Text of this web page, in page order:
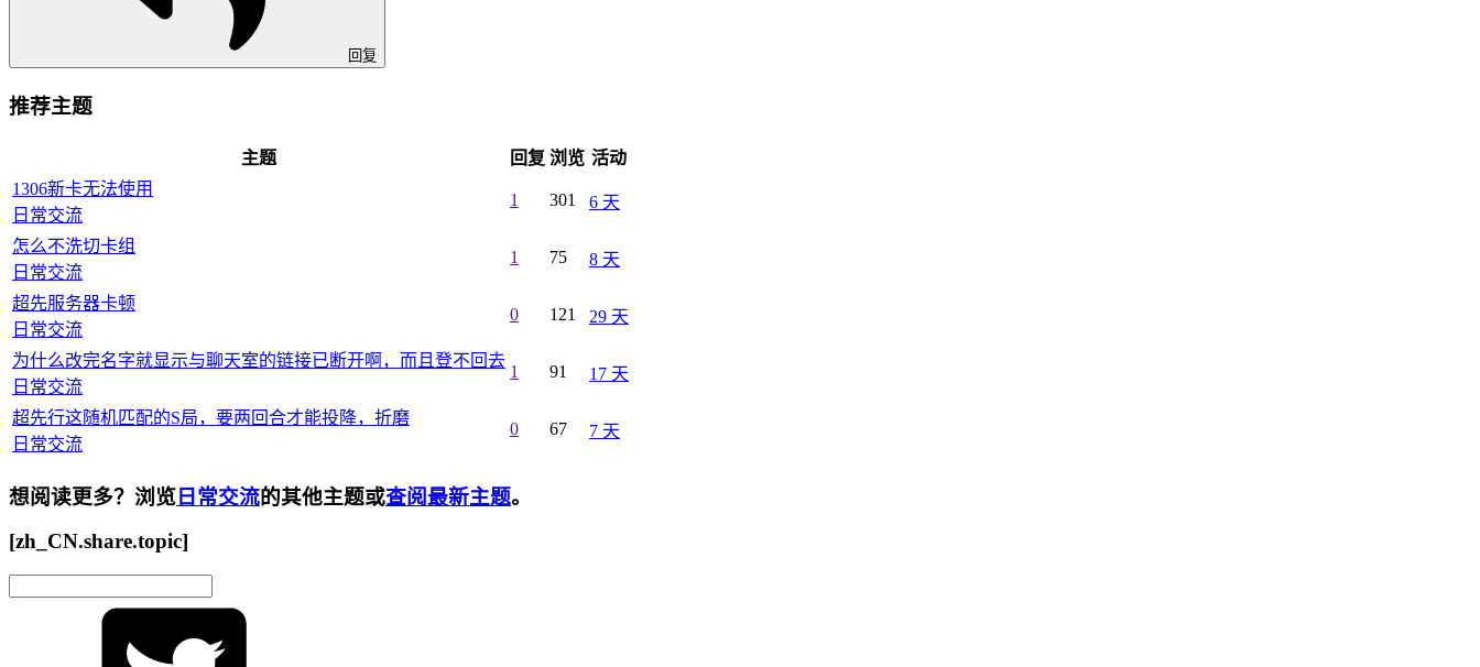
回复
推荐主题
主题 回复 浏览 活动
1306新卡无法使用
日常交流
1 301 6 天
怎么不洗切卡组
日常交流
1 75 8 天
超先服务器卡顿
日常交流
0 121 29 天
为什么改完名字就显示与聊天室的链接已断开啊，而且登不回去
日常交流
1 91 17 天
超先行这随机匹配的S局，要两回合才能投降，折磨
日常交流
0 67 7 天
想阅读更多？浏览 日常交流的其他主题或查阅最新主题。
[zh_CN.share.topic]